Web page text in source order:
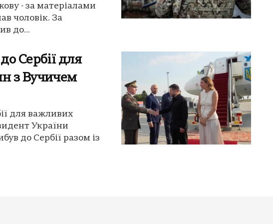
- за матеріалами
чоловік. За
до...
Сербії для
з Вучичем
для важливих
України
до Сербії разом із